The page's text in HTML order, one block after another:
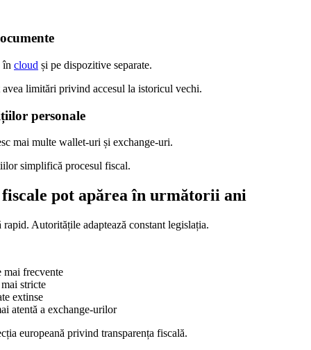
în cloud și pe dispozitive separate.
limitări privind accesul la istoricul vechi.
personale
mai multe wallet-uri și exchange-uri.
simplifică procesul fiscal.
pot apărea în următorii ani
Autoritățile adaptează constant legislația.
mai frecvente
stricte
extinse
atentă a exchange-urilor
europeană privind transparența fiscală.